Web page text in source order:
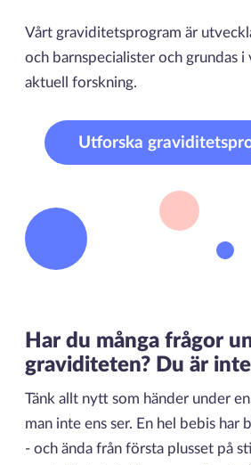
Vårt graviditetsprogram är
och barnspecialister och grundas i
aktuell forskning.
Utforska
Har du många frågor
graviditeten? Du är
Tänk allt nytt som händer under
man inte ens ser. En hel bebis har
- och ända från första plusset på